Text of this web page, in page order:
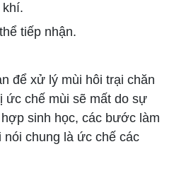
khí.
tiếp nhận.
xử lý mùi hôi trại chăn
ức chế mùi sẽ mất do sự
sinh học, các bước làm
chung là ức chế các